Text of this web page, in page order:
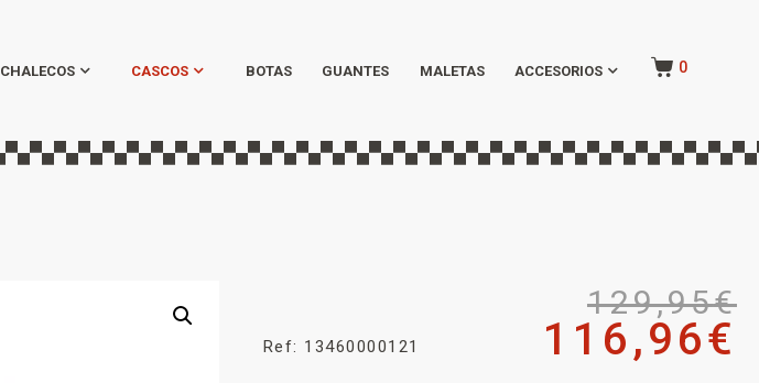
CHALECOS CASCOS BOTAS GUANTES MALETAS ACCESORIOS 0
Ref: 13460000121
129,95€
116,96€